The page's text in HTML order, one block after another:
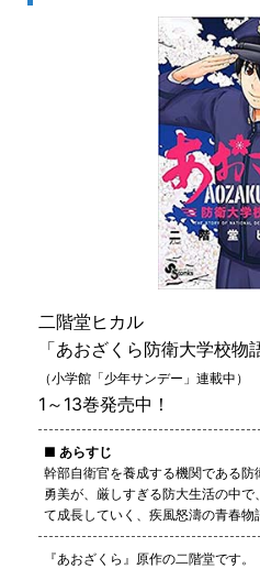
二階堂ヒカル
「あおざくら防衛大学校物
（小学館「少年サンデー」連載中）
1～13巻発売中！
■ あらすじ
幹部自衛官を養成する機関である
勇美が、厳しすぎる防大生活の中
て成長していく、疾風怒濤の青春
『あおざくら』原作の二階堂です。